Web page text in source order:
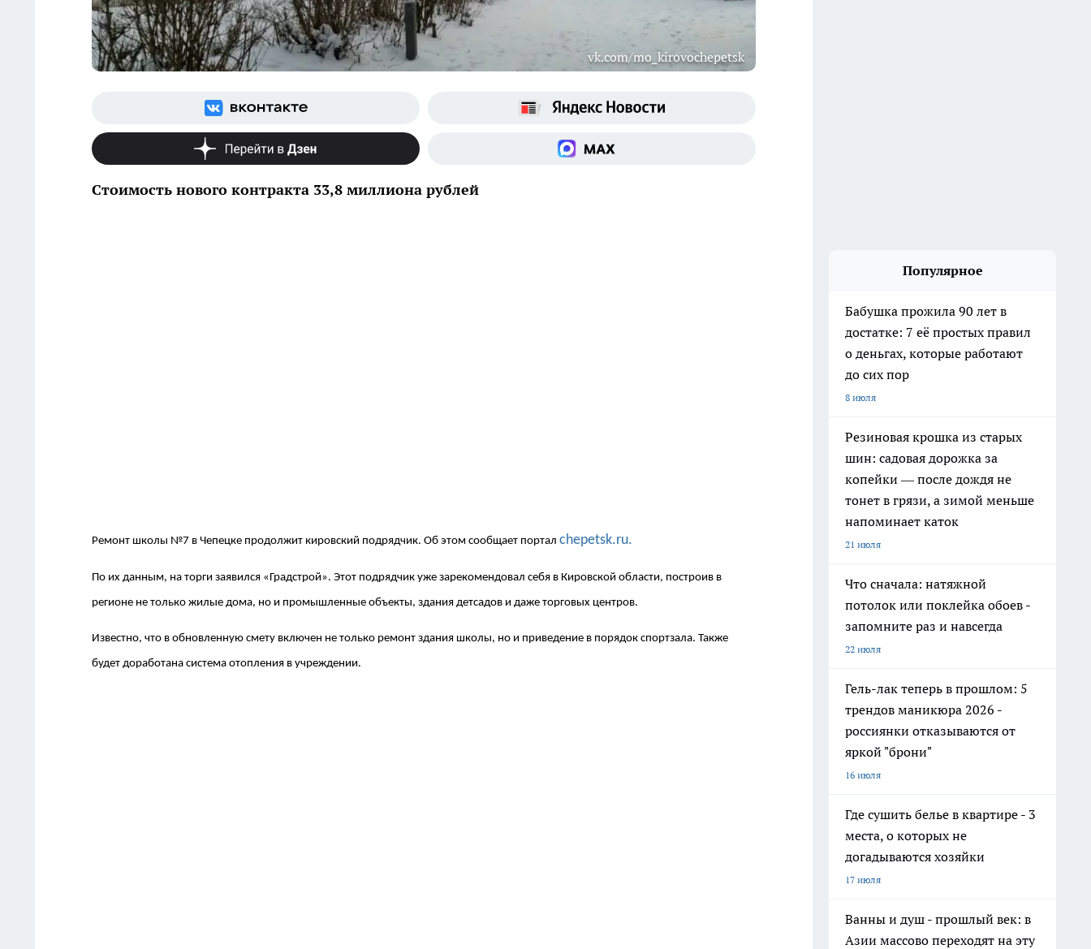
vk.com/mo_kirovochepetsk
Стоимость нового контракта 33,8 миллиона рублей
Ремонт школы №7 в Чепецке продолжит кировский подрядчик. Об этом сообщает портал chepetsk.ru.
По их данным, на торги заявился «Градстрой». Этот подрядчик уже зарекомендовал себя в Кировской области, построив в
регионе не только жилые дома, но и промышленные объекты, здания детсадов и даже торговых центров.
Известно, что в обновленную смету включен не только ремонт здания школы, но и приведение в порядок спортзала. Также
будет доработана система отопления в учреждении.
Популярное
Бабушка прожила 90 лет в
достатке: 7 её простых правил
о деньгах, которые работают
до сих пор
8 июля
Резиновая крошка из старых
шин: садовая дорожка за
копейки — после дождя не
тонет в грязи, а зимой меньше
напоминает каток
21 июля
Что сначала: натяжной
потолок или поклейка обоев -
запомните раз и навсегда
22 июля
Гель-лак теперь в прошлом: 5
трендов маникюра 2026 -
россиянки отказываются от
яркой "брони"
16 июля
Где сушить белье в квартире - 3
места, о которых не
догадываются хозяйки
17 июля
Ванны и душ - прошлый век: в
Азии массово переходят на эту